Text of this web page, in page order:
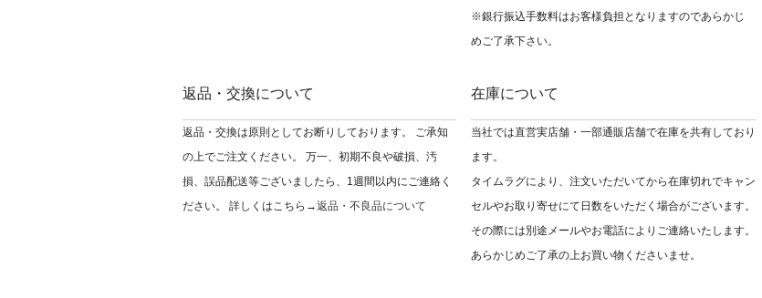
※銀行振込手数料はお客様負担となりますのであらかじ
めご了承下さい。
返品・交換について
返品・交換は原則としてお断りしております。 ご承知
の上でご注文ください。 万一、初期不良や破損、汚
損、誤品配送等ございましたら、1週間以内にご連絡く
ださい。 詳しくはこちら→返品・不良品について
在庫について
当社では直営実店舗・一部通販店舗で在庫を共有しており
ます。
タイムラグにより、注文いただいてから在庫切れでキャン
セルやお取り寄せにて日数をいただく場合がございます。
その際には別途メールやお電話によりご連絡いたします。
あらかじめご了承の上お買い物くださいませ。